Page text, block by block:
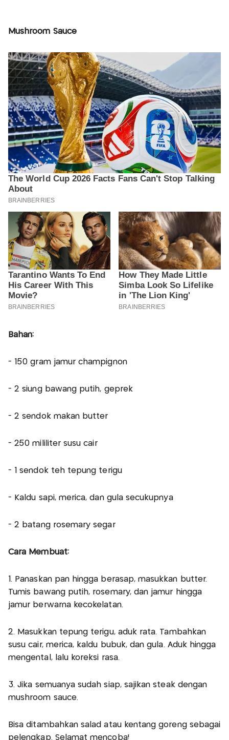
Mushroom Sauce
Bahan:
- 150 gram jamur champignon
- 2 siung bawang putih, geprek
- 2 sendok makan butter
- 250 mililiter susu cair
- 1 sendok teh tepung terigu
- Kaldu sapi, merica, dan gula secukupnya
- 2 batang rosemary segar
Cara Membuat:
1. Panaskan pan hingga berasap, masukkan butter.
Tumis bawang putih, rosemary, dan jamur hingga
jamur berwarna kecokelatan.
2. Masukkan tepung terigu, aduk rata. Tambahkan
susu cair, merica, kaldu bubuk, dan gula. Aduk hingga
mengental, lalu koreksi rasa.
3. Jika semuanya sudah siap, sajikan steak dengan
mushroom sauce.
Bisa ditambahkan salad atau kentang goreng sebagai
pelengkap. Selamat mencoba!